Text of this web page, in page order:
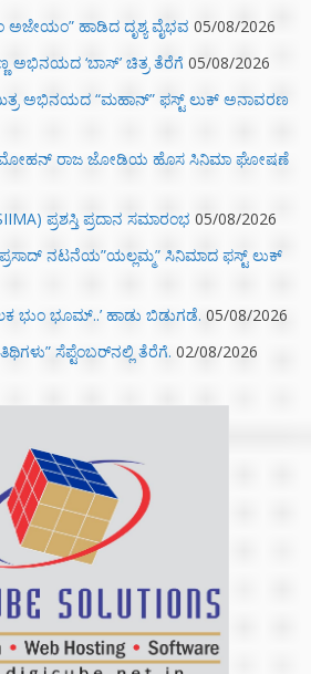
ಹಾಡಿದ ದೃಶ್ಯ ವೈಭವ 05/08/2026
ಅಭಿನಯದ ‘ಬಾಸ್’ ಚಿತ್ರ ತೆರೆಗೆ 05/08/2026
ಅಭಿನಯದ “ಮಹಾನ್” ಫಸ್ಟ್ ಲುಕ್ ಅನಾವರಣ
ಮೋಹನ್ ರಾಜ ಜೋಡಿಯ ಹೊಸ ಸಿನಿಮಾ ಘೋಷಣೆ
ಪ್ರಶಸ್ತಿ ಪ್ರದಾನ ಸಮಾರಂಭ 05/08/2026
ಪ್ರಸಾದ್ ನಟನೆಯ”ಯಲ್ಲಮ್ಮ” ಸಿನಿಮಾದ ಫಸ್ಟ್‌ ಲುಕ್‌
ಭುಂ‌ ಭೂಮ್..’ ಹಾಡು ಬಿಡುಗಡೆ. 05/08/2026
ಸೆಪ್ಟೆಂಬರ್‌ನಲ್ಲಿ ತೆರೆಗೆ. 02/08/2026